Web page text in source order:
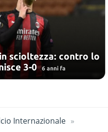
scioltezza: contro lo
3-0 6 anni fa
Internazionale